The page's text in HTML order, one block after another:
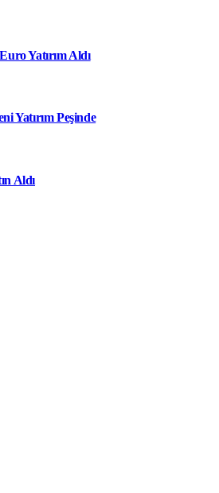
Yatırım Aldı
Yatırım Peşinde
Aldı